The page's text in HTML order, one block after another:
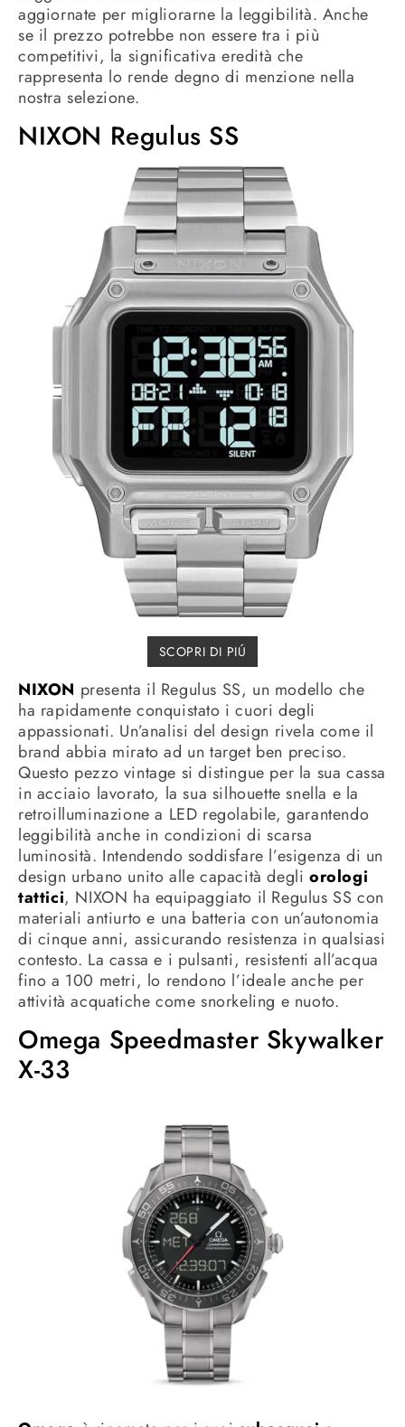
aggiornate per migliorarne la leggibilità. Anche
se il prezzo potrebbe non essere tra i più
competitivi, la significativa eredità che
rappresenta lo rende degno di menzione nella
nostra selezione.
NIXON Regulus SS
SCOPRI DI PIÚ
NIXON presenta il Regulus SS, un modello che
ha rapidamente conquistato i cuori degli
appassionati. Un’analisi del design rivela come il
brand abbia mirato ad un target ben preciso.
Questo pezzo vintage si distingue per la sua cassa
in acciaio lavorato, la sua silhouette snella e la
retroilluminazione a LED regolabile, garantendo
leggibilità anche in condizioni di scarsa
luminosità. Intendendo soddisfare l’esigenza di un
design urbano unito alle capacità degliorologi
tattici, NIXON ha equipaggiato il Regulus SS con
materiali antiurto e una batteria con un’autonomia
di cinque anni, assicurando resistenza in qualsiasi
contesto. La cassa e i pulsanti, resistenti all’acqua
fino a 100 metri, lo rendono l’ideale anche per
attività acquatiche come snorkeling e nuoto.
Omega Speedmaster Skywalker
X-33